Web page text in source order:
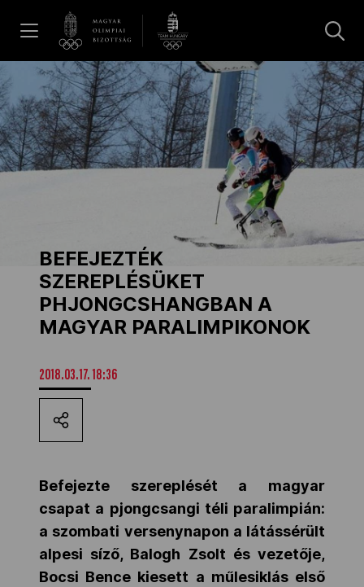
Hírek
Galéria
Los Angeles 2028
MOB
Kettőskarrier-program
Társszervezetek
OVEP
BEFEJEZTÉK
SZEREPLÉSÜKET
PHJONGCSHANGBAN A
MAGYAR PARALIMPIKONOK
2018.03.17. 18:36
Befejezte szereplését a magyar
csapat a pjongcsangi téli paralimpián:
a szombati versenynapon a látássérült
alpesi síző, Balogh Zsolt és vezetője,
Bocsi Bence kiesett a műlesiklás első